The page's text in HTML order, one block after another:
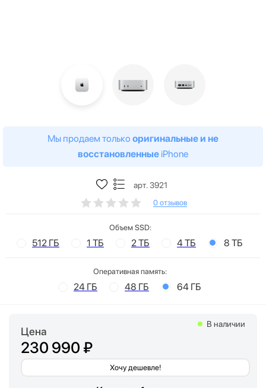
Мы продаем только оригинальные и не
восстановленные iPhone
арт. 3921
0 отзывов
Объем SSD:
512 ГБ 1 ТБ 2 ТБ 4 ТБ 8 ТБ
Оперативная память:
24 ГБ 48 ГБ 64 ГБ
Цена
230 990 ₽
Хочу дешевле!
В наличии